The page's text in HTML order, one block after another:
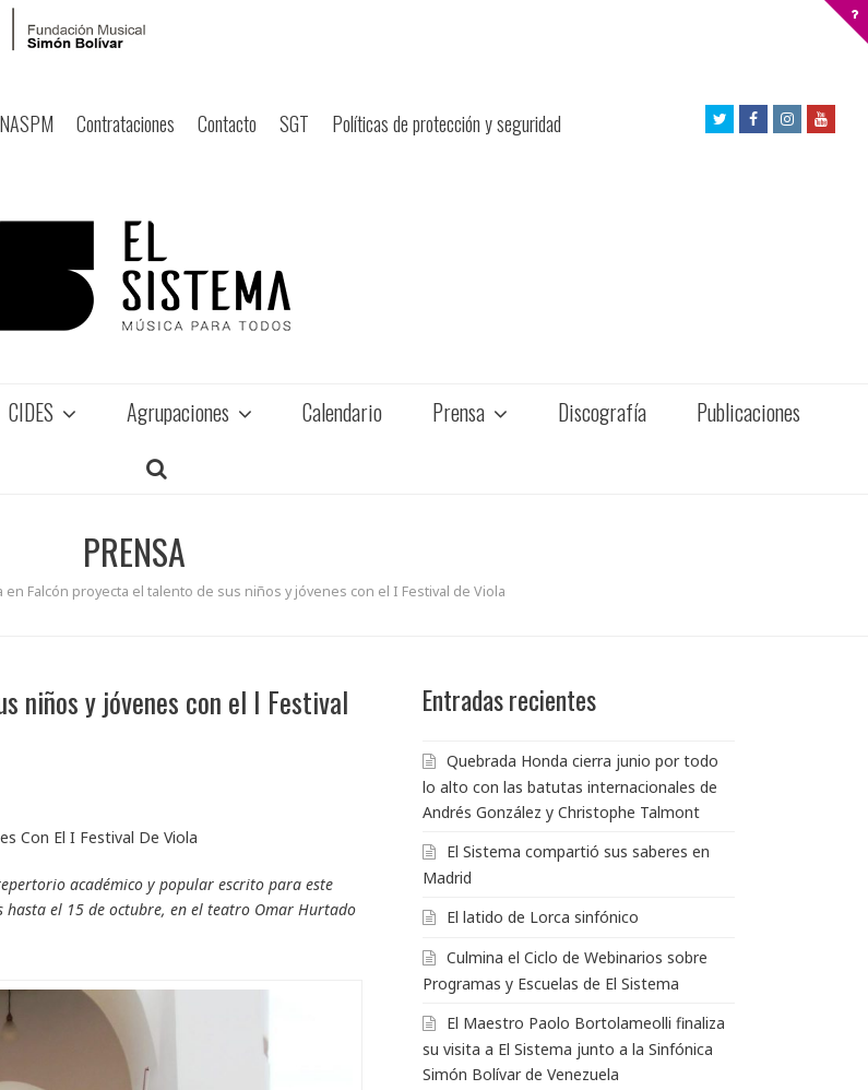
Contrataciones Contacto SGT Políticas de protección y seguridad
TwitterFacebookInstagram
CIDES Agrupaciones Calendario Prensa Discografía Publicaciones
PRENSA
en Falcón proyecta el talento de sus niños y jóvenes con el I Festival de Viola
niños y jóvenes con el I Festival
académico y popular escrito para este
el 15 de octubre, en el teatro Omar Hurtado
Entradas recientes
Quebrada Honda cierra junio por todo
lo alto con las batutas internacionales de
Andrés González y Christophe Talmont
El Sistema compartió sus saberes en
Madrid
El latido de Lorca sinfónico
Culmina el Ciclo de Webinarios sobre
Programas y Escuelas de El Sistema
El Maestro Paolo Bortolameolli finaliza
su visita a El Sistema junto a la Sinfónica
Simón Bolívar de Venezuela